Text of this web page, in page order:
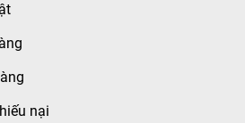
nại